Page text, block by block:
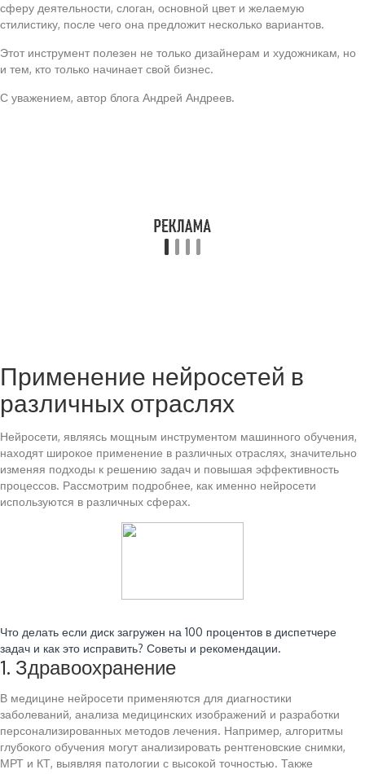
сферу деятельности, слоган, основной цвет и желаемую
стилистику, после чего она предложит несколько вариантов.
Этот инструмент полезен не только дизайнерам и художникам, но
и тем, кто только начинает свой бизнес.
С уважением, автор блога Андрей Андреев.
Применение нейросетей в
различных отраслях
Нейросети, являясь мощным инструментом машинного обучения,
находят широкое применение в различных отраслях, значительно
изменяя подходы к решению задач и повышая эффективность
процессов. Рассмотрим подробнее, как именно нейросети
используются в различных сферах.
Что делать если диск загружен на 100 процентов в диспетчере
задач и как это исправить? Советы и рекомендации.
1. Здравоохранение
В медицине нейросети применяются для диагностики
заболеваний, анализа медицинских изображений и разработки
персонализированных методов лечения. Например, алгоритмы
глубокого обучения могут анализировать рентгеновские снимки,
МРТ и КТ, выявляя патологии с высокой точностью. Также